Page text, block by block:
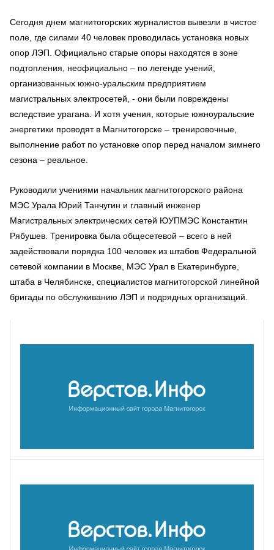
Сегодня днем магнитогорских журналистов вывезли в чистое
поле, где силами 40 человек проводилась установка новых
опор ЛЭП. Официально старые опоры находятся в зоне
подтопления, неофициально – по легенде учений,
организованных южно-уральским предприятием
магистральных электросетей, - они были повреждены
вследствие урагана. И хотя учения, которые южноуральские
энергетики проводят в Магнитогорске – тренировочные,
выполнение работ по установке опор перед началом зимнего
сезона – реальное.
Руководили учениями начальник магнитогорского района
МЭС Урала Юрий Танчугин и главный инженер
Магистральных электрических сетей ЮУПМЭС Константин
Рябушев. Тренировка была общесетевой – всего в ней
задействовали порядка 100 человек из штабов Федеральной
сетевой компании в Москве, МЭС Урал в Екатеринбурге,
штаба в Челябинске, специалистов магнитогорской линейной
бригады по обслуживанию ЛЭП и подрядных организаций.